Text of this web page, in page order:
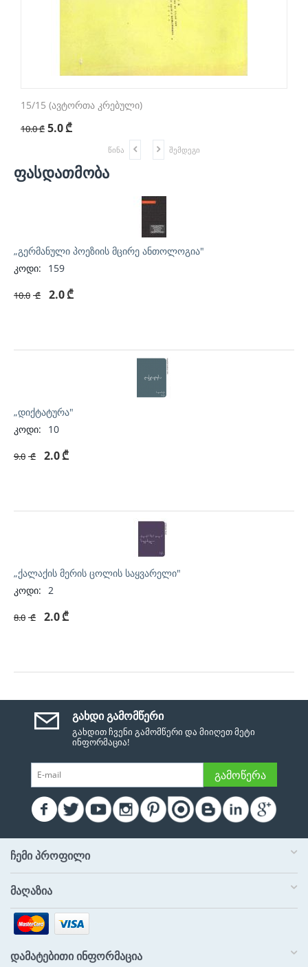
15/15 (ავტორთა კრებული)
10.0₾ 5.0₾
წინა შემდეგი
ფასდათმობა
„გერმანული პოეზიის მცირე ანთოლოგია"
კოდი:
159
10.0 ₾ 2.0₾
„დიქტატურა"
კოდი:
10
9.0 ₾ 2.0₾
„ქალაქის მერის ცოლის საყვარელი"
კოდი:
2
8.0 ₾ 2.0₾
ᲒᲐᲮᲓᲘ ᲒᲐᲛᲝᲛᲬᲔᲠᲘ
გახდით ჩვენი გამომწერი და მიიღეთ მეტი
ინფორმაცია!
ᲒᲐᲛᲝᲬᲔᲠᲐ
ᲩᲔᲛᲘ ᲞᲠᲝᲤᲘᲚᲘ
ᲛᲐᲦᲐᲖᲘᲐ
ᲓᲐᲛᲐᲢᲔᲑᲘᲗᲘ ᲘᲜᲤᲝᲠᲛᲐᲪᲘᲐ